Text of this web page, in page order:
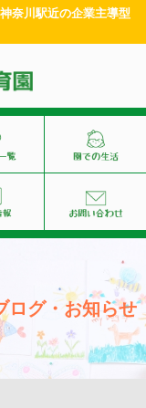
奈川駅近の企業主導型
ログ・お知らせ